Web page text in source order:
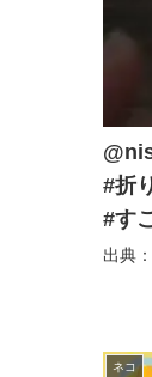
#折
#す
に
出典
ネコ